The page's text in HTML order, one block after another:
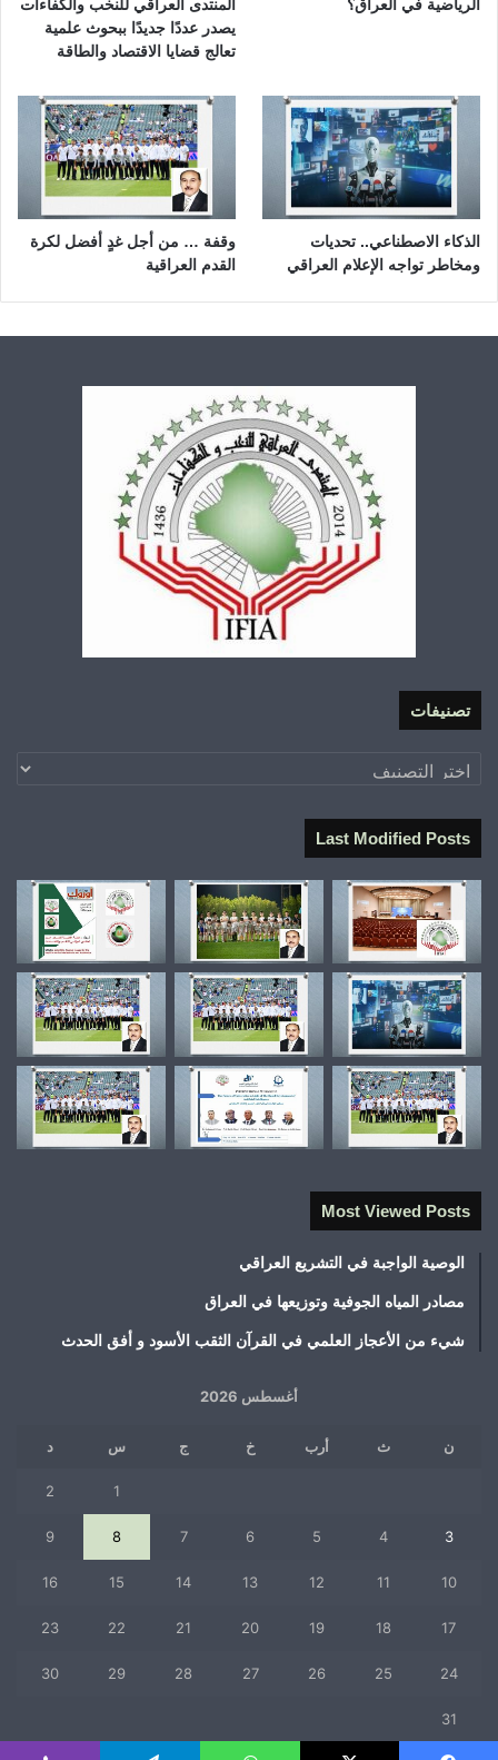
الرياضية في العراق؟
المنتدى العراقي للنخب والكفاءات
يصدر عددًا جديدًا ببحوث علمية
تعالج قضايا الاقتصاد والطاقة
الذكاء الاصطناعي.. تحديات
ومخاطر تواجه الإعلام العراقي
وقفة … من أجل غدٍ أفضل لكرة
القدم العراقية
تصنيفات
تصنيفات
Last Modified Posts
Most Viewed Posts
الوصية الواجبة في التشريع العراقي
مصادر المياه الجوفية وتوزيعها في العراق
شيء من الأعجاز العلمي في القرآن الثقب الأسود و أفق الحدث
أغسطس 2026
ن ث أرب خ ج س د
1
2
3
4
5
6
7
8
9
10
11
12
13
14
15
16
17
18
19
20
21
22
23
24
25
26
27
28
29
30
31